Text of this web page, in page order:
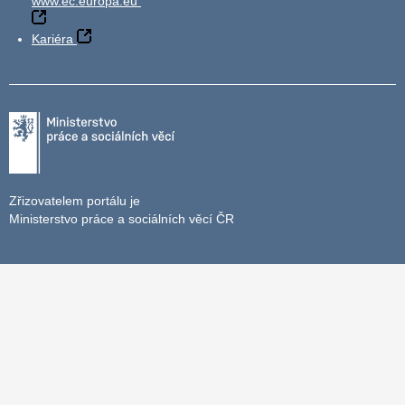
Kariéra
Zřizovatelem portálu je
Ministerstvo práce a sociálních věcí ČR